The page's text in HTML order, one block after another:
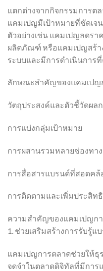
แตกต่างจากกิจกรรมการต
แคมเปญมีเป้าหมายที่ชัดเจ
ตัวอย่างเช่น แคมเปญลดร
ผลิตภัณฑ์ หรือแคมเปญสร้า
ระบบและมีการดำเนินการที่
ลักษณะสำคัญของแคมเปญ
วัตถุประสงค์และตัวชี้วัดผล
การแบ่งกลุ่มเป้าหมาย
การผสานรวมหลายช่องทาง
การสื่อสารแบรนด์ที่สอดคล้
การติดตามและเพิ่มประสิท
ความสำคัญของแคมเปญก
1. ช่วยเสริมสร้างการรับรู้แ
แคมเปญการตลาดช่วยให้ธุ
จดจำในตลาดดิจิทัลที่มีกา